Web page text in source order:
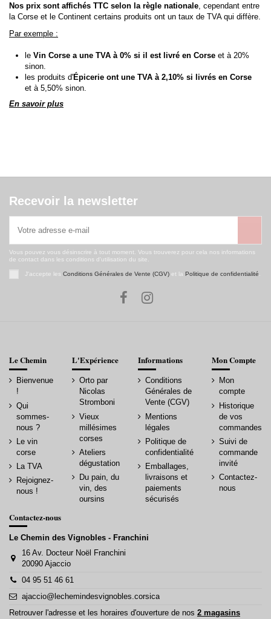
Nos prix sont affichés TTC selon la règle nationale , cependant entre
la Corse et le Continent certains produits ont un taux de TVA qui diffère.
Par exemple :
le Vin Corse a une TVA à 0% si il est livré en Corse et à 20%
sinon.
les produits d'Épicerie ont une TVA à 2,10% si livrés en Corse
et à 5,50% sinon.
En savoir plus
Recevoir la newsletter
Vous pouvez vous désinscrire à tout moment. Vous trouverez pour cela nos informations
de contact dans les conditions d'utilisation du site.
J'accepte les Conditions Générales de Vente (CGV)et la Politique de confidentialité
Le Chemin
Bienvenue
!
Qui
sommes-
nous ?
Le vin
corse
La TVA
Rejoignez-
nous !
L'Expérience
Orto par
Nicolas
Stromboni
Vieux
millésimes
corses
Ateliers
dégustation
Du pain, du
vin, des
oursins
Informations
Conditions
Générales de
Vente (CGV)
Mentions
légales
Politique de
confidentialité
Emballages,
livraisons et
paiements
sécurisés
Mon Compte
Mon
compte
Historique
de vos
commandes
Suivi de
commande
invité
Contactez-
nous
Contactez-nous
Le Chemin des Vignobles - Franchini
16 Av. Docteur Noël Franchini
20090 Ajaccio
04 95 51 46 61
ajaccio@lechemindesvignobles.corsica
Retrouver l'adresse et les horaires d'ouverture de nos 2 magasins